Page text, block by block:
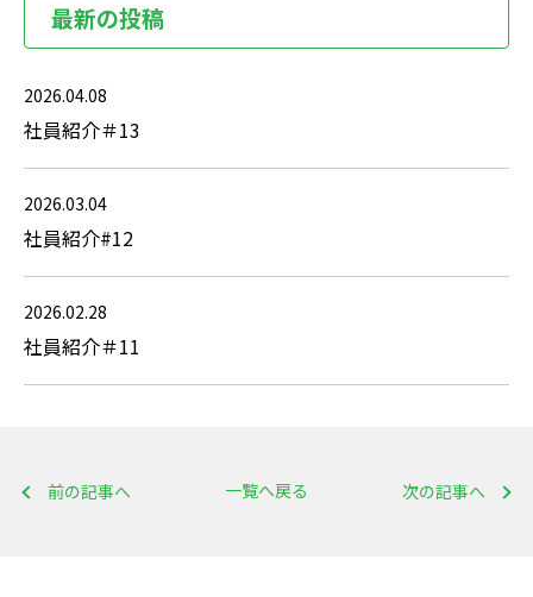
最新の投稿
2026.04.08
社員紹介＃13
2026.03.04
社員紹介#12
2026.02.28
社員紹介＃11
前の記事へ 次の記事へ
一覧へ戻る